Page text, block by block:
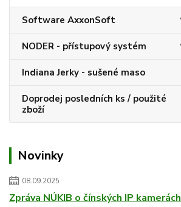
Software AxxonSoft
NODER - přístupový systém
Indiana Jerky - sušené maso
Doprodej posledních ks / použité
zboží
Novinky
08.09.2025
Zpráva NÚKIB o čínských IP kamerách